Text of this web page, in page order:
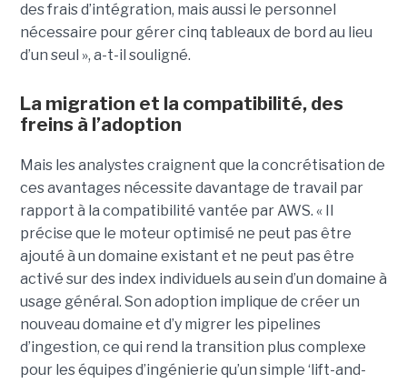
des frais d’intégration, mais aussi le personnel
nécessaire pour gérer cinq tableaux de bord au lieu
d’un seul », a-t-il souligné.
La migration et la compatibilité, des
freins à l’adoption
Mais les analystes craignent que la concrétisation de
ces avantages nécessite davantage de travail par
rapport à la compatibilité vantée par AWS. « Il
précise que le moteur optimisé ne peut pas être
ajouté à un domaine existant et ne peut pas être
activé sur des index individuels au sein d’un domaine à
usage général. Son adoption implique de créer un
nouveau domaine et d’y migrer les pipelines
d’ingestion, ce qui rend la transition plus complexe
pour les équipes d’ingénierie qu’un simple ‘lift-and-